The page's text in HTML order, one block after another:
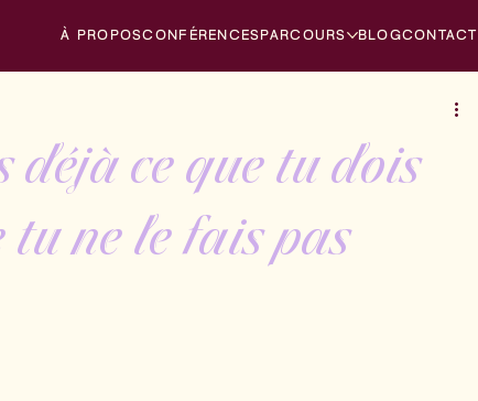
À PROPOSCONFÉRENCESPARCOURS BLOGCONTACT
ce que tu dois
ne le fais pas